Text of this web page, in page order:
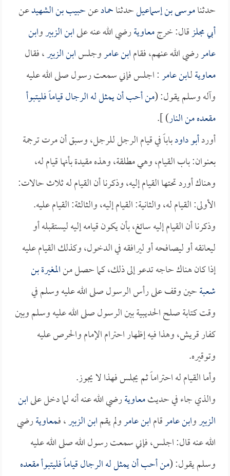
حدثناموسى بن إسماعيلحدثناحمادعنحبيب بن الشهيدعن
أبي مجلزقال: خرجمعاويةرضي الله عنه علىابن الزبيروابن
عامررضي الله عنهم، فقامابن عامروجلسابن الزبير، فقال
معاويةلـابن عامر: اجلس فإني سمعت رسول صلى الله عليه
وآله وسلم يقول: (من أحب أن يمثل له الرجال قياماً فليتبوأ
مقعده من النار) ].
أوردأبو داودباباً في قيام الرجل للرجل، وسبق أن مرت ترجمة
بعنوان: باب القيام، وهي مطلقة، وهذه مقيدة بأنها قيام له،
وهناك أورد تحتها القيام إليه، وذكرنا أن القيام له ثلاث حالات:
الأولى: القيام له، والثانية: القيام إليه، والثالثة: القيام عليه.
وذكرنا أن القيام إليه سائغ، بأن يكون قيامه إليه ليستقبله أو
ليعانقه أو ليصافحه أو ليرافقه في الدخول، وكذلك القيام عليه
إذا كان هناك حاجه تدعو إلى ذلك، كما حصل منالمغيرة بن
شعبةحين وقف على رأس الرسول صلى الله عليه وسلم في
وقت كتابة صلح الحديبية بين الرسول صلى الله عليه وسلم وبين
كفار قريش، وهذا فيه إظهار احترام الإمام والحرص عليه
وتوقيره.
وأما القيام له احتراماً ثم يجلس فهذا لا يجوز.
والذي جاء في حديثمعاويةرضي الله عنه أنه لما دخل علىابن
الزبيروابن عامرقامابن عامرولم يقمابن الزبير، فـمعاويةرضي
الله عنه قال: اجلس، فإني سمعت رسول الله صلى الله عليه
وسلم يقول: (من أحب أن يمثل له الرجال قياماً فليتبوأ مقعده